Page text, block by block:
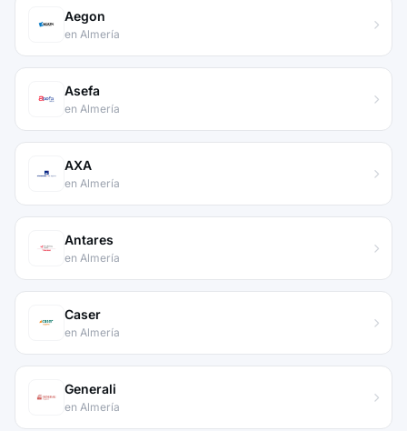
Aegon
en Almería
Asefa
en Almería
AXA
en Almería
Antares
en Almería
Caser
en Almería
Generali
en Almería